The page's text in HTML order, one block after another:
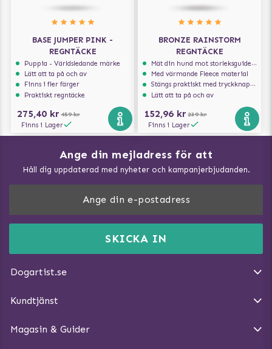
BASE JUMPER PINK -
REGNTÄCKE
Puppia - Världsledande märke
Lätt att ta på och av
Finns i fler färger
Praktiskt regntäcke
275,40 kr 459 kr
Finns i Lager
BRONZE RAINSTORM
REGNTÄCKE
Mät din hund mot storleksguiden för att få rätt storlek
Med värmande Fleece material
Stängs praktiskt med tryckknappar
Lätt att ta på och av
152,96 kr 239 kr
Finns i Lager
Ange din mejladress för att
Håll dig uppdaterad med nyheter och kampanjerbjudanden.
SKICKA IN
Dogartist.se
DogArtist.se drivs av:
E-post:info@dogartist.se
Kundtjänst
Ångra Köp
Magasin & Guider
Vad kan hundar äta?
Träna Nose Work hemma
Så gör du promenaden roligare
Hundbäddar